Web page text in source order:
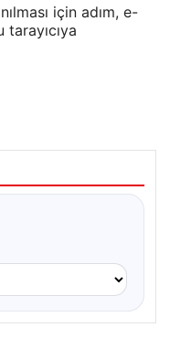
için adım, e-